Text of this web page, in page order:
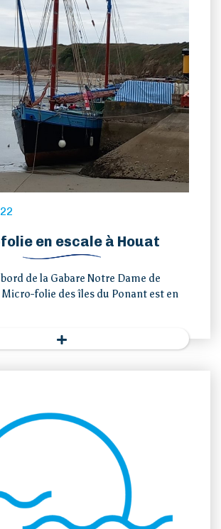
en escale à Houat
de la Gabare Notre Dame de
folie des îles du Ponant est en